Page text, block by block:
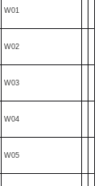
W01
W02
W03
W04
W05